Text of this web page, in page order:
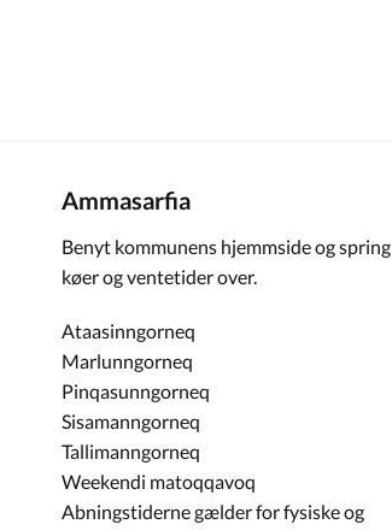
Ammasarfia
Benyt kommunens hjemmside og spring
køer og ventetider over.
Ataasinngorneq
Marlunngorneq
Pinqasunngorneq
Sisamanngorneq
Tallimanngorneq
Weekendi matoqqavoq
Abningstiderne gælder for fysiske og